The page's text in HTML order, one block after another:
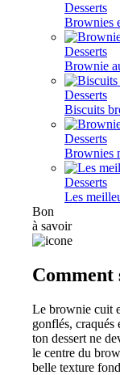
Desserts
Brownies
Desserts
Brownie
Desserts
Biscuits
Desserts
Brownies
Desserts
Les
Bon
à savoir
Comment
Le brownie cuit
gonflés, craqués
ton dessert ne
le centre du
belle texture